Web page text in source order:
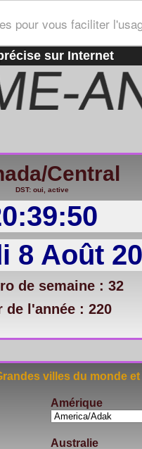
pour vous faciliter
sur Internet
Central
DST: oui, active
8 Août
de semaine : 32
de l'année : 220
villes du
Amérique
Australie